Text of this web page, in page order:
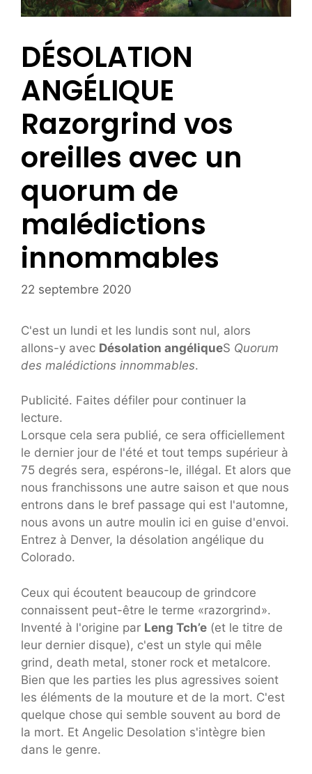
DÉSOLATION
ANGÉLIQUE
Razorgrind vos
oreilles avec un
quorum de
malédictions
innommables
22 septembre 2020
C'est un lundi et les lundis sont nul, alors
allons-y avec Désolation angéliqueS Quorum
des malédictions innommables.
Publicité. Faites défiler pour continuer la
lecture.
Lorsque cela sera publié, ce sera officiellement
le dernier jour de l'été et tout temps supérieur à
75 degrés sera, espérons-le, illégal. Et alors que
nous franchissons une autre saison et que nous
entrons dans le bref passage qui est l'automne,
nous avons un autre moulin ici en guise d'envoi.
Entrez à Denver, la désolation angélique du
Colorado.
Ceux qui écoutent beaucoup de grindcore
connaissent peut-être le terme «razorgrind».
Inventé à l'origine par Leng Tch’e (et le titre de
leur dernier disque), c'est un style qui mêle
grind, death metal, stoner rock et metalcore.
Bien que les parties les plus agressives soient
les éléments de la mouture et de la mort. C'est
quelque chose qui semble souvent au bord de
la mort. Et Angelic Desolation s'intègre bien
dans le genre.